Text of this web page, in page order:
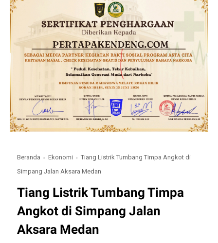
Beranda Ekonomi
Tiang Listrik Tumbang Timpa Angkot di
Simpang Jalan Aksara Medan
Tiang Listrik Tumbang Timpa
Angkot di Simpang Jalan
Aksara Medan